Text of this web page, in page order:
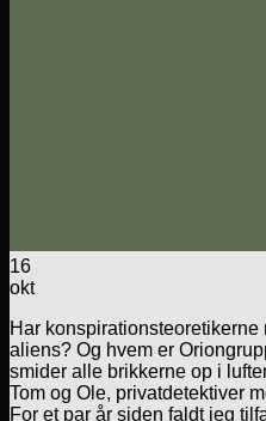
16
okt
Har
aliens? Og hvem er
smider alle brikkerne op i
Tom og Ole, privatdetektiver
For et par år siden faldt jeg